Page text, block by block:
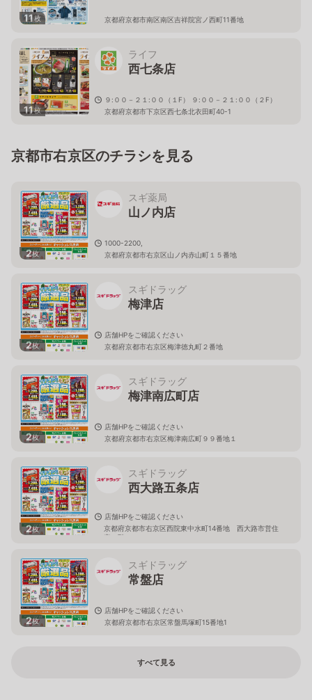
11枚 京都府京都市南区南区吉祥院宮ノ西町11番地
11枚
ライフ
西七条店
９:００－２１:００（１F） ９:００－２１:００（２F）
京都府京都市下京区西七条北衣田町40-1
京都市右京区のチラシを見る
2枚
スギ薬局
山ノ内店
1000-2200,
京都府京都市右京区山ノ内赤山町１５番地
2枚
スギドラッグ
梅津店
店舗HPをご確認ください
京都府京都市右京区梅津徳丸町２番地
2枚
スギドラッグ
梅津南広町店
店舗HPをご確認ください
京都府京都市右京区梅津南広町９９番地１
2枚
スギドラッグ
西大路五条店
店舗HPをご確認ください
京都府京都市右京区西院東中水町14番地 西大路市営住
宅１階
2枚
スギドラッグ
常盤店
店舗HPをご確認ください
京都府京都市右京区常盤馬塚町15番地1
すべて見る